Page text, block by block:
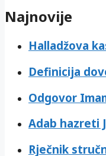
Najnovije
Halladžova
Definicija
Odgovor
Adab hazreti
Rječnik